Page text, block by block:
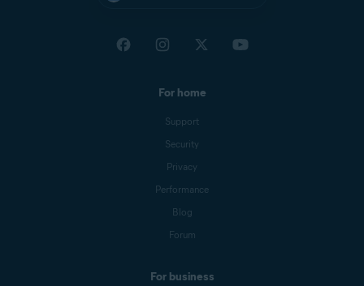
For home
Support
Security
Privacy
Performance
Blog
Forum
For business